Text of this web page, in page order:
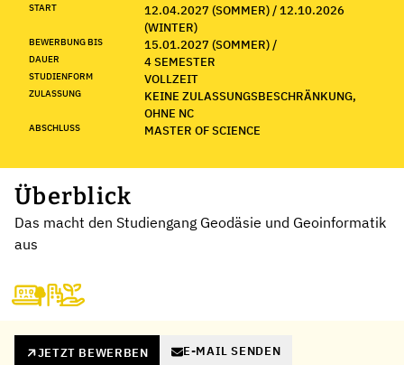
START
12.04.2027 (SOMMER) / 12.10.2026
(WINTER)
BEWERBUNG BIS 15.01.2027 (SOMMER) /
DAUER 4 SEMESTER
STUDIENFORM VOLLZEIT
ZULASSUNG
KEINE ZULASSUNGSBESCHRÄNKUNG,
OHNE NC
ABSCHLUSS MASTER OF SCIENCE
Überblick
Das macht den Studiengang Geodäsie und Geoinformatik
aus
JETZT BEWERBEN E-MAIL SENDEN